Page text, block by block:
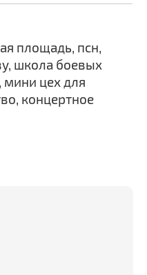
площадь, псн,
школа боевых
мини цех для
концертное